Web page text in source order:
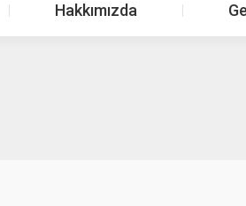
Hakkımızda